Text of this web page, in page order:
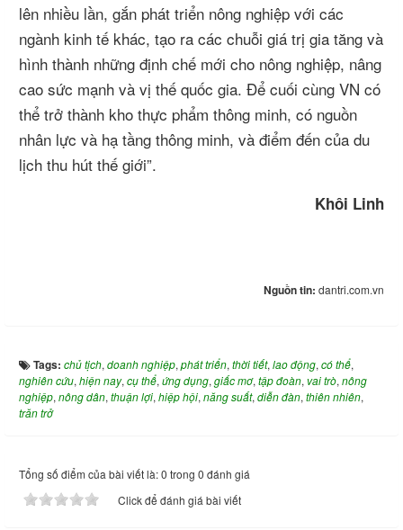
lên nhiều lần, gắn phát triển nông nghiệp với các
ngành kinh tế khác, tạo ra các chuỗi giá trị gia tăng và
hình thành những định chế mới cho nông nghiệp, nâng
cao sức mạnh và vị thế quốc gia. Để cuối cùng VN có
thể trở thành kho thực phẩm thông minh, có nguồn
nhân lực và hạ tầng thông minh, và điểm đến của du
lịch thu hút thế giới”.
Khôi Linh
Nguồn tin: dantri.com.vn
Tags: chủ tịch, doanh nghiệp, phát triển, thời tiết, lao động, có thể,
nghiên cứu, hiện nay, cụ thể, ứng dụng, giấc mơ, tập đoàn, vai trò, nông
nghiệp, nông dân, thuận lợi, hiệp hội, năng suất, diễn đàn, thiên nhiên,
trăn trở
Tổng số điểm của bài viết là: 0 trong 0 đánh giá
Click để đánh giá bài viết